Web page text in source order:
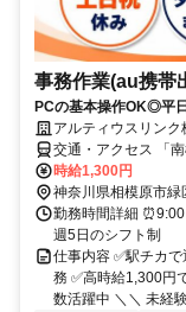
事務作業(au携帯
PCの基本操作OK◎平
アルティウスリン
交通・アクセス 「
時給1,300円
神奈川県相模原市緑
勤務時間詳細
週5日のシフト制
仕事内容 ✅駅チカ
務 ✅高時給1,300円
数活躍中 ＼＼ 未経